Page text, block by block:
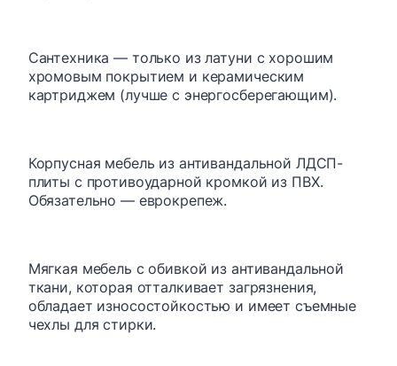
Сантехника — только из латуни с хорошим
хромовым покрытием и керамическим
картриджем (лучше с энергосберегающим).
Корпусная мебель из антивандальной ЛДСП-
плиты с противоударной кромкой из ПВХ.
Обязательно — еврокрепеж.
Мягкая мебель с обивкой из антивандальной
ткани, которая отталкивает загрязнения,
обладает износостойкостью и имеет съемные
чехлы для стирки.